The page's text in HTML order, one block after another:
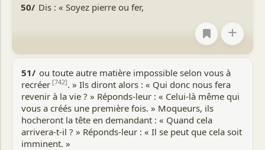
50/ Dis : « Soyez pierre ou fer,
+
51/ ou toute autre matière impossible selon vous à
recréer [742]. » Ils diront alors : « Qui donc nous fera
revenir à la vie ? » Réponds-leur : « Celui-là même qui
vous a créés une première fois. » Moqueurs, ils
hocheront la tête en demandant : « Quand cela
arrivera-t-il ? » Réponds-leur : « Il se peut que cela soit
imminent. »